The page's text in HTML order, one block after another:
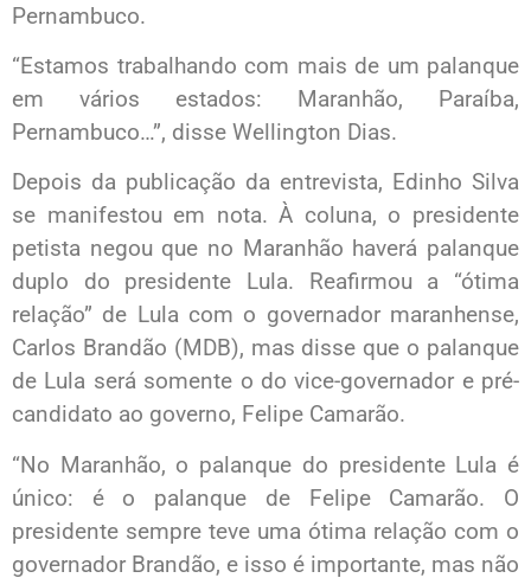
Pernambuco.
“Estamos trabalhando com mais de um palanque
em vários estados: Maranhão, Paraíba,
Pernambuco…”, disse Wellington Dias.
Depois da publicação da entrevista, Edinho Silva
se manifestou em nota. À coluna, o presidente
petista negou que no Maranhão haverá palanque
duplo do presidente Lula. Reafirmou a “ótima
relação” de Lula com o governador maranhense,
Carlos Brandão (MDB), mas disse que o palanque
de Lula será somente o do vice-governador e pré-
candidato ao governo, Felipe Camarão.
“No Maranhão, o palanque do presidente Lula é
único: é o palanque de Felipe Camarão. O
presidente sempre teve uma ótima relação com o
governador Brandão, e isso é importante, mas não